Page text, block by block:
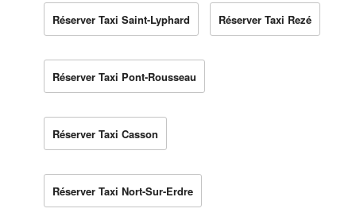
Réserver Taxi Saint-Lyphard Réserver Taxi Rezé
Réserver Taxi Pont-Rousseau
Réserver Taxi Casson
Réserver Taxi Nort-Sur-Erdre